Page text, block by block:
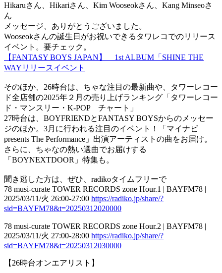
Hikaruさん、Hikariさん、Kim Wooseokさん、Kang Minseoさ
ん
メッセージ、ありがとうございました。
Wooseokさんの誕生日がお祝いできるタワレコでのリリース
イベント。要チェック。
【FANTASY BOYS JAPAN】 1st ALBUM「SHINE THE
WAYリリースイベント
そのほか、26時台は、ちゃな注目の最新曲や、タワーレコー
ド全店舗の2025年２月の売り上げランキング「タワーレコー
ド・マンスリー・K-POP チャート」
27時台は、BOYFRIENDとFANTASY BOYSからのメッセー
ジのほか。3月に行われる注目のイベント！「マイナビ
presents The Performance」出演アーティストの曲をお届け。
さらに、ちゃなの熱い選曲でお届けする
「BOYNEXTDOOR」特集も。
聞き逃した方は、ぜひ、radikoタイムフリーで
78 musi-curate TOWER RECORDS zone Hour.1 | BAYFM78 |
2025/03/11/火 26:00-27:00 https://radiko.jp/share/?
sid=BAYFM78&t=20250312020000
78 musi-curate TOWER RECORDS zone Hour.2 | BAYFM78 |
2025/03/11/火 27:00-28:00 https://radiko.jp/share/?
sid=BAYFM78&t=20250312030000
【26時台オンエアリスト】